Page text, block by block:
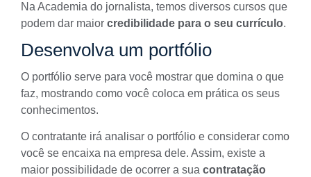
Na Academia do jornalista, temos diversos cursos que
podem dar maior credibilidade para o seu currículo.
Desenvolva um portfólio
O portfólio serve para você mostrar que domina o que
faz, mostrando como você coloca em prática os seus
conhecimentos.
O contratante irá analisar o portfólio e considerar como
você se encaixa na empresa dele. Assim, existe a
maior possibilidade de ocorrer a sua contratação